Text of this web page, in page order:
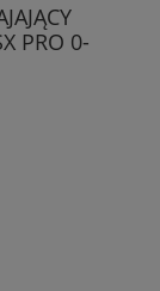
PRO 0-